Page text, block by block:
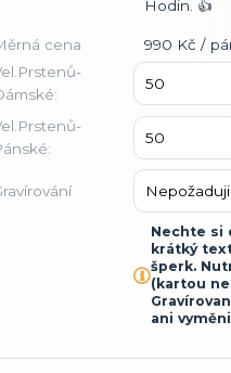
Hodin. 👍
cena
990 Kč /
Nechte si
krátký
šperk.
(kartou
ani